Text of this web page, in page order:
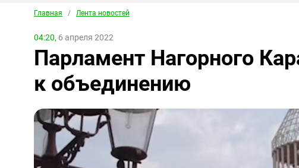
Главная / Лента новостей
04:20, 6 апреля 2022
Парламент Нагорного
к объединению